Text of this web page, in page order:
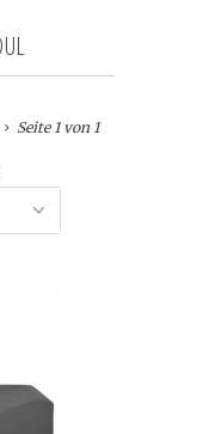
Seite 1 von 1